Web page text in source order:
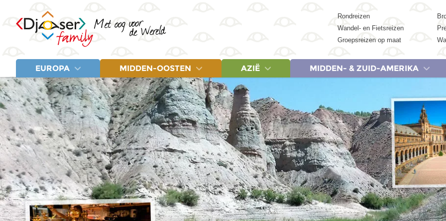
Rondreizen
Wandel- en Fietsreizen
Groepsreizen op maat
EUROPA
LANDEN
Albanië
Balkan
Bosnië en Herzegovina
Estland
Fins Lapland
Griekenland
IJsland
Italië
Kroatië
Letland
Litouwen
Montenegro
Noord-Macedonië
Polen
Servië
Spanje
Turkije
REIZEN
Albanië & Noord-Macedonië, 18 dagen
Griekenland, 9 dagen
Griekenland, 20 dagen
IJsland, 14 dagen
Italië, 20 dagen
Lapland, 7 dagen
Baltische Staten & Polen, 20 dagen
Servië, Bosnië en Herzegovina Kroatië & Montenegro, 18 dagen
Spanje, 8 dagen
Spanje, 18 dagen
Turkije, 20 dagen
MIDDEN-OOSTEN
LANDEN
Egypte
Jordanië
Marokko
Turkije
REIZEN
Egypte, 9 dagen
Egypte, 15 dagen
Egypte, 19 dagen
Egypte & Jordanië, 17 dagen
Jordanië, 8 dagen
Marokko (Woestijn en Marrakech), 8 dagen
Marokko, 15 dagen
Marokko, 20 dagen
Turkije, 20 dagen
AZIË
LANDEN
Cambodja
China
India
Indonesië
Japan
Maleisië
Nepal
Singapore
Sri Lanka
Thailand
Vietnam
Zuid-Korea
China, 18 dagen
China, 23 dagen
India (Zuid), 21 dagen
India & Nepal, 21 dagen
Indonesië: Bali, Gili & Lombok, 18
Indonesië: Java & Bali, 22 dagen
Indonesië: Sumatra, Java & Bali, 22
Indonesië: Kleine Sunda-eilanden,
Japan, 15 dagen
Japan, 21 dagen
Maleisië, 20 dagen
MIDDEN- & ZUID-AMERIKA
Belize
Brazilië
Colombia
Costa Rica
Cuba
Ecuador
Guatemala
Mexico
Suriname
Peru
Argentinië
Costa
Costa
Cuba, 15
Cuba, 20
Ecuador &
Mexico,
Mexico,
Peru, 21
Suriname,
Botswana
Egypte
Kenia
Marokko
Namibië
Tanzania
Zanzibar
Zimbabwe
Zuid-Afrika
Egypte, 9 dagen
Egypte, 15 dagen
Egypte, 19 dagen
Kenia, Tanzania &
Marokko (Woestijn en
Marokko, 15 dagen
Marokko, 20 dagen
Namibië, Botswana &
Tanzania & Zanzibar,
Tanzania & Zanzibar,
Zuid-Afrika Tuinroute
Zuid-Afrika noord &
Zuid-Afrika &